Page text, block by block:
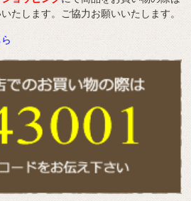
たします。ご協力お願いいたします。